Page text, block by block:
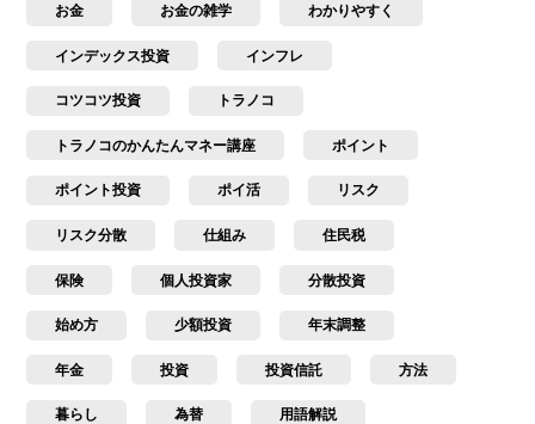
お金 お金の雑学 わかりやすく
インデックス投資 インフレ
コツコツ投資 トラノコ
トラノコのかんたんマネー講座 ポイント
ポイント投資 ポイ活 リスク
リスク分散 仕組み 住民税
保険 個人投資家 分散投資
始め方 少額投資 年末調整
年金 投資 投資信託 方法
暮らし 為替 用語解説